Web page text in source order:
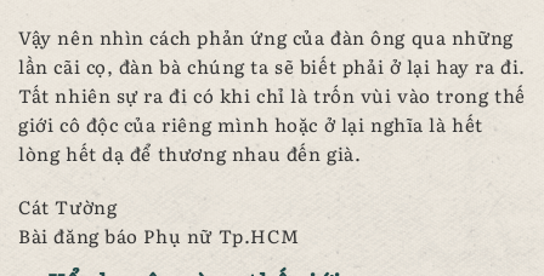
Vậy nên nhìn cách phản ứng của đàn ông qua những
lần cãi cọ, đàn bà chúng ta sẽ biết phải ở lại hay ra đi.
Tất nhiên sự ra đi có khi chỉ là trốn vùi vào trong thế
giới cô độc của riêng mình hoặc ở lại nghĩa là hết
lòng hết dạ để thương nhau đến già.
Cát Tường
Bài đăng báo Phụ nữ Tp.HCM